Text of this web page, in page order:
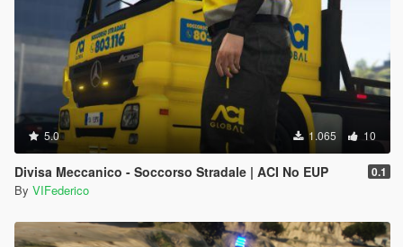
5.0 1.065 10
Divisa Meccanico - Soccorso Stradale | ACI No EUP 0.1
By VIFederico